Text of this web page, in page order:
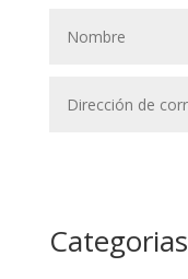
Categorias